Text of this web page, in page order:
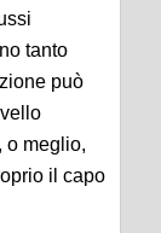
tanto
può
o meglio,
il capo